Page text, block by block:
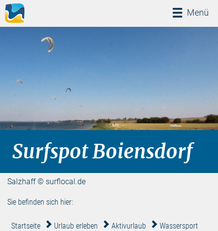
Menü
Menü
Salzhaff © surflocal.de
Surfspot Boiensdorf
Sie befinden sich hier:
Startseite Urlaub erleben Aktivurlaub Wassersport